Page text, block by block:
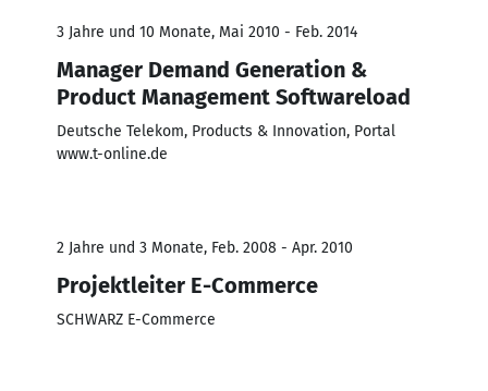
3 Jahre und 10 Monate, Mai 2010 - Feb. 2014
Manager Demand Generation &
Product Management Softwareload
Deutsche Telekom, Products & Innovation, Portal
www.t-online.de
2 Jahre und 3 Monate, Feb. 2008 - Apr. 2010
Projektleiter E-Commerce
SCHWARZ E-Commerce